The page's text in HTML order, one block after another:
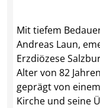
Mit tiefem
Andreas Laun,
Erzdiözese
Alter von 82
geprägt von
Kirche und seine